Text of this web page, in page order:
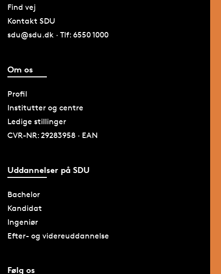
Find vej
Kontakt SDU
sdu@sdu.dk · Tlf: 6550 1000
Om os
Profil
Institutter og centre
Ledige stillinger
CVR-NR: 29283958 · EAN
Uddannelser på SDU
Bachelor
Kandidat
Ingeniør
Efter- og videreuddannelse
Følg os